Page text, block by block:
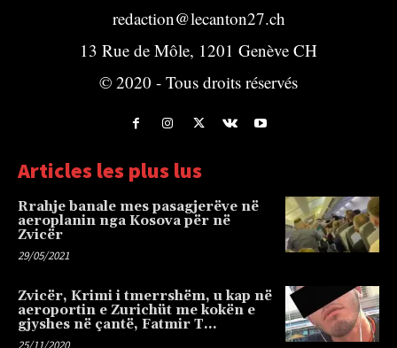
redaction@lecanton27.ch
13 Rue de Môle, 1201 Genève CH
© 2020 - Tous droits réservés
Articles les plus lus
Rrahje banale mes pasagjerëve në
aeroplanin nga Kosova për në
Zvicër
29/05/2021
Zvicër, Krimi i tmerrshëm, u kap në
aeroportin e Zurichüt me kokën e
gjyshes në çantë, Fatmir T…
25/11/2020